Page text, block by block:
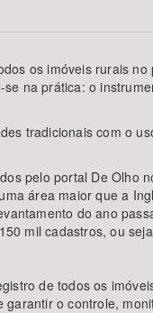
os imóveis rurais no
na prática: o
tradicionais com o
pelo portal De Olho
área maior que a
do ano
mil cadastros, ou
de todos os
o controle,